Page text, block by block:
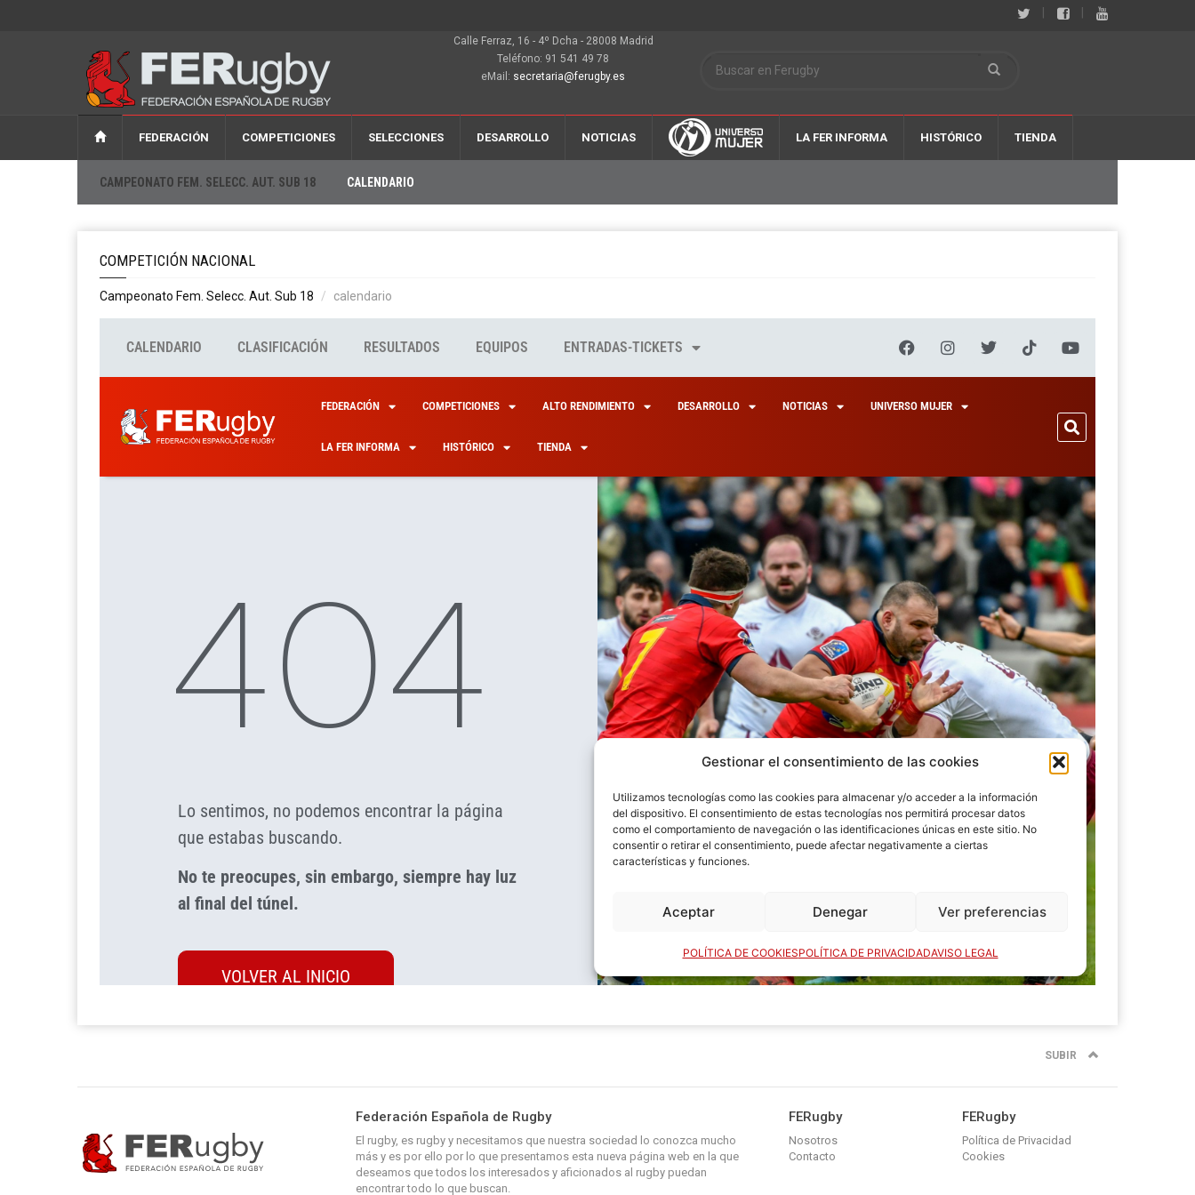
Calle Ferraz, 16 - 4º Dcha - 28008 Madrid
Teléfono: 91 541 49 78
eMail: secretaria@ferugby.es
FEDERACIÓN COMPETICIONES SELECCIONES DESARROLLO NOTICIAS LA FER INFORMA HISTÓRICO TIENDA
CAMPEONATO FEM. SELECC. AUT. SUB 18 CALENDARIO
COMPETICIÓN NACIONAL
Campeonato Fem. Selecc. Aut. Sub 18 calendario
SUBIR
Federación Española de Rugby
El rugby, es rugby y necesitamos que nuestra sociedad lo conozca mucho
más y es por ello por lo que presentamos esta nueva página web en la que
deseamos que todos los interesados y aficionados al rugby puedan
encontrar todo lo que buscan.
FERugby
Nosotros
Contacto
FERugby
Política de Privacidad
Cookies